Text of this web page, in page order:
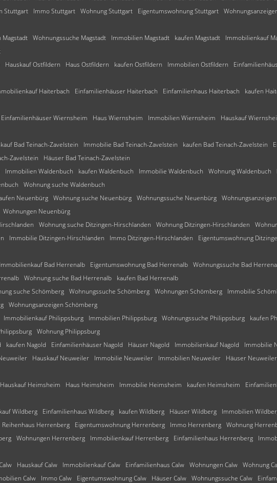
Stuttgart Immo Stuttgart Wohnung Stuttgart Eigentumswohnung Stuttgart
Magstadt Wohnungssuche Magstadt Immobilien Magstadt kaufen Magstadt Immobilienkauf
Hauskauf Ostfildern Haus Ostfildern kaufen Ostfildern Immobilien Ostfildern
Haiterbach Einfamilienhäuser Haiterbach Einfamilienhaus Haiterbach kaufen
Einfamilienhäuser Wiernsheim Haus Wiernsheim Immobilien Wiernsheim Hauskauf
Bad Teinach-Zavelstein Immobilie Bad Teinach-Zavelstein kaufen Bad Teinach-Zavelstein
Zavelstein
Häuser Bad Teinach-Zavelstein
Immobilien Waldenbuch kaufen Waldenbuch Immobilie Waldenbuch Wohnung Waldenbuch
Wohnung suche Waldenbuch
Neuenbürg Wohnung suche Neuenbürg Wohnungssuche Neuenbürg
Wohnungen Neuenbürg
Wohnung suche Ditzingen-Hirschlanden Wohnung Ditzingen-Hirschlanden
Immobilie Ditzingen-Hirschlanden Immo Ditzingen-Hirschlanden Eigentumswohnung
Immobilienkauf Bad Herrenalb Eigentumswohnung Bad Herrenalb Wohnungssuche Bad
Wohnung suche Bad Herrenalb
kaufen Bad Herrenalb
suche Schömberg Wohnungssuche Schömberg Wohnungen Schömberg Immobilie
Wohnungsanzeigen Schömberg
Immobilienkauf Philippsburg Immobilien Philippsburg Wohnungssuche Philippsburg kaufen
Wohnung Philippsburg
kaufen Nagold Einfamilienhäuser Nagold Häuser Nagold Immobilienkauf Nagold
Immobilie
Hauskauf Neuweiler Immobilie Neuweiler Immobilien Neuweiler Häuser Neuweiler
Hauskauf Heimsheim Haus Heimsheim Immobilie Heimsheim kaufen Heimsheim
Wildberg Einfamilienhaus Wildberg kaufen Wildberg Häuser Wildberg Immobilien
Reihenhaus Herrenberg Eigentumswohnung Herrenberg Immo Herrenberg Wohnung
Wohnungen Herrenberg Immobilienkauf Herrenberg Einfamilienhaus Herrenberg
Hauskauf Calw Immobilienkauf Calw Einfamilienhaus Calw Wohnungen Calw Wohnung
Calw Immo Calw Eigentumswohnung Calw Häuser Calw Wohnungssuche Calw